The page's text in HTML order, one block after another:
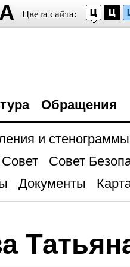
Цвета сайта:
Обращения
и стенограммы
Совет
Документы